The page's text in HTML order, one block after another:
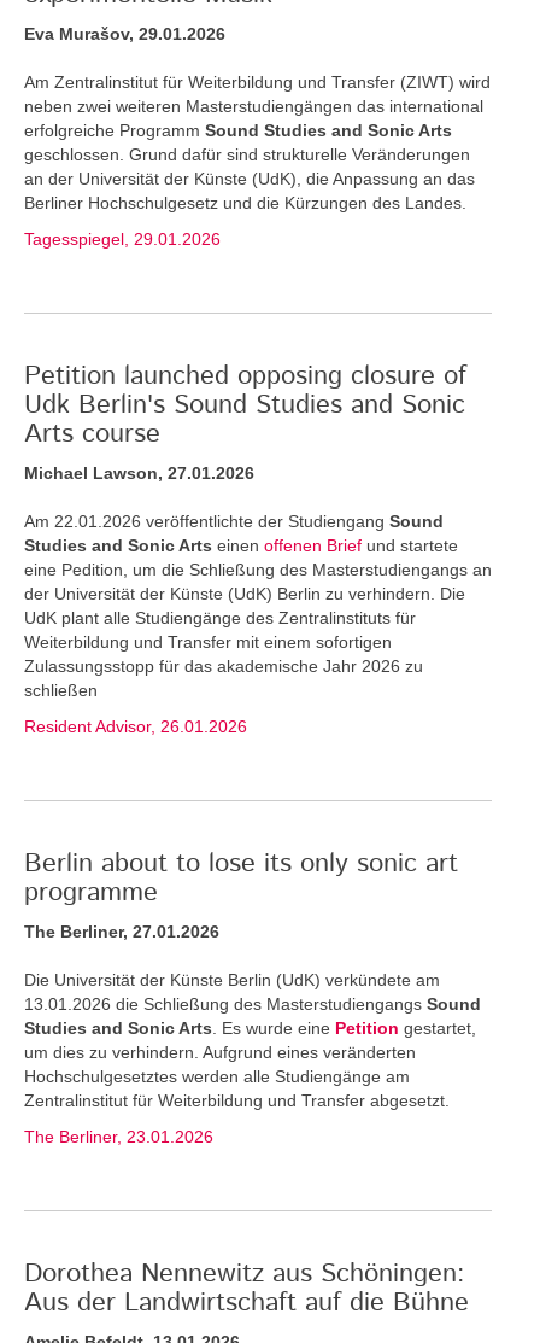
Eva Murašov, 29.01.2026
Am Zentralinstitut für Weiterbildung und Transfer (ZIWT) wird
neben zwei weiteren Masterstudiengängen das international
erfolgreiche Programm Sound Studies and Sonic Arts
geschlossen. Grund dafür sind strukturelle Veränderungen
an der Universität der Künste (UdK), die Anpassung an das
Berliner Hochschulgesetz und die Kürzungen des Landes.
Tagesspiegel, 29.01.2026
Petition launched opposing closure of
Udk Berlin's Sound Studies and Sonic
Arts course
Michael Lawson, 27.01.2026
Am 22.01.2026 veröffentlichte der Studiengang Sound
Studies and Sonic Arts einen offenen Brief und startete
eine Pedition, um die Schließung des Masterstudiengangs an
der Universität der Künste (UdK) Berlin zu verhindern. Die
UdK plant alle Studiengänge des Zentralinstituts für
Weiterbildung und Transfer mit einem sofortigen
Zulassungsstopp für das akademische Jahr 2026 zu
schließen
Resident Advisor, 26.01.2026
Berlin about to lose its only sonic art
programme
The Berliner, 27.01.2026
Die Universität der Künste Berlin (UdK) verkündete am
13.01.2026 die Schließung des Masterstudiengangs Sound
Studies and Sonic Arts . Es wurde eine Petition gestartet,
um dies zu verhindern. Aufgrund eines veränderten
Hochschulgesetztes werden alle Studiengänge am
Zentralinstitut für Weiterbildung und Transfer abgesetzt.
The Berliner, 23.01.2026
Dorothea Nennewitz aus Schöningen:
Aus der Landwirtschaft auf die Bühne